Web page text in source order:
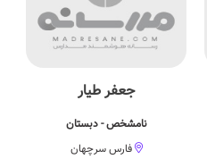
جعفر طیار
نامشخص - دبستان
فارس سرچهان